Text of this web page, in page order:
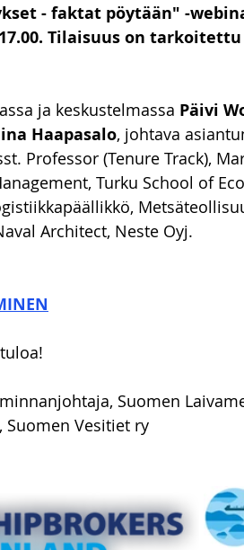
- faktat pöytään" -
17.00. Tilaisuus on
ja keskustelmassa Päivi
Haapasalo, johtava
Professor (Tenure Track),
Turku School of
Architect, Neste Oyj.
Suomen
Vesitiet ry